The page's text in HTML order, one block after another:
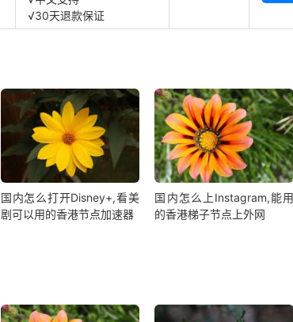
√30天退款保证
国内怎么打开Disney+,看美
剧可以用的香港节点加速器
国内怎么上Instagram,能用
的香港梯子节点上外网